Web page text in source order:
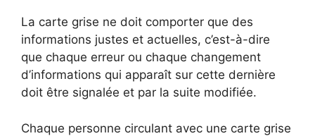
La carte grise ne doit comporter que des
informations justes et actuelles, c’est-à-dire
que chaque erreur ou chaque changement
d’informations qui apparaît sur cette dernière
doit être signalée et par la suite modifiée.
Chaque personne circulant avec une carte grise